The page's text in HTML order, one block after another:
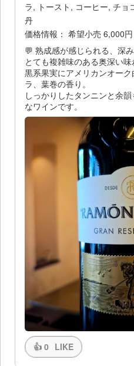
ラ, トースト, コーヒー, チョ
丹
価格情報： 希望小売 6,000円
💬 熟成感が感じられる、深み
とても複雑味のある奥深い味
黒系果実にアメリカンオー
ラ、葉巻の香り。
しっかりしたタンニンと余
なワインです。
👍 0 LIKE